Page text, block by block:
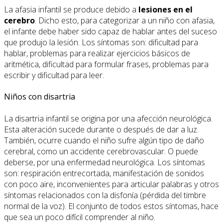
La afasia infantil se produce debido a lesiones en el
cerebro. Dicho esto, para categorizar a un niño con afasia,
el infante debe haber sido capaz de hablar antes del suceso
que produjo la lesión. Los síntomas son: dificultad para
hablar, problemas para realizar ejercicios básicos de
aritmética, dificultad para formular frases, problemas para
escribir y dificultad para leer.
Niños con disartria
La disartria infantil se origina por una afección neurológica.
Esta alteración sucede durante o después de dar a luz.
También, ocurre cuando el niño sufre algún tipo de daño
cerebral, como un accidente cerebrovascular. O puede
deberse, por una enfermedad neurológica. Los síntomas
son: respiración entrecortada, manifestación de sonidos
con poco aire, inconvenientes para articular palabras y otros
síntomas relacionados con la disfonía (pérdida del timbre
normal de la voz). El conjunto de todos estos síntomas, hace
que sea un poco difícil comprender al niño.